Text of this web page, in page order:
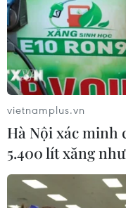
Gia Lâm khi khu vực
thành khu đô thị lớn
vietnamplus.vn
Hà Nội xác minh
5.400 lít xăng